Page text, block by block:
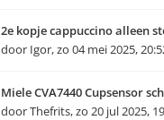
2e kopje cappuccino alleen
door Igor,zo 04 mei 2025,
Miele CVA7440 Cupsensor
doorThefrits,zo 20 jul 2025,